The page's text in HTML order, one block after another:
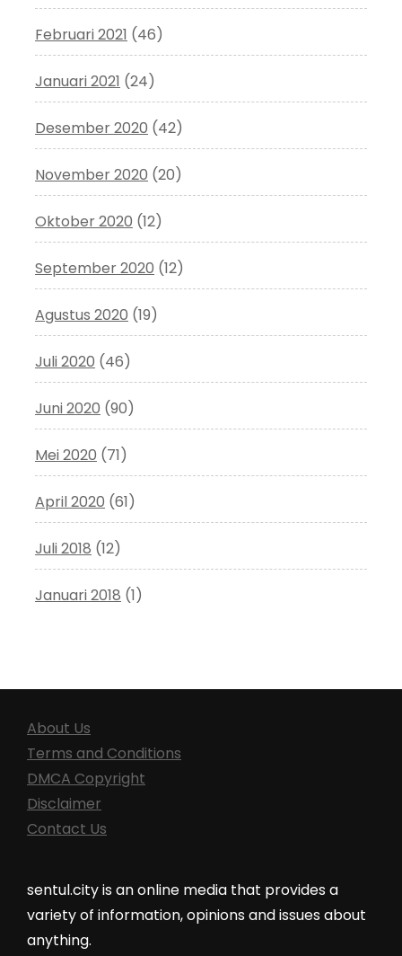
Februari 2021 (46)
Januari 2021 (24)
Desember 2020 (42)
November 2020 (20)
Oktober 2020 (12)
September 2020 (12)
Agustus 2020 (19)
Juli 2020 (46)
Juni 2020 (90)
Mei 2020 (71)
April 2020 (61)
Juli 2018 (12)
Januari 2018 (1)
About Us
Terms and Conditions
DMCA Copyright
Disclaimer
Contact Us
sentul.city is an online media that provides a
variety of information, opinions and issues about
anything.